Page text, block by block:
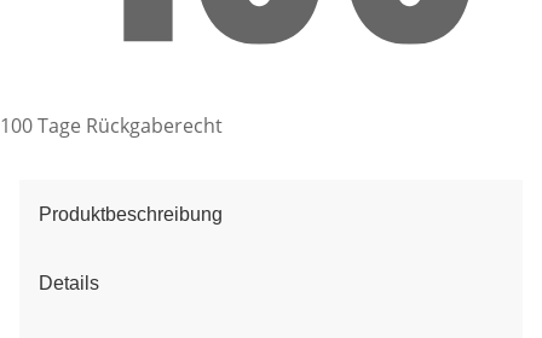
100 Tage Rückgaberecht
Produktbeschreibung
Details